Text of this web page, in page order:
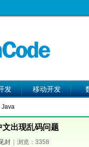
发 移动开发
Java
出现乱码问题
封 浏览：3358